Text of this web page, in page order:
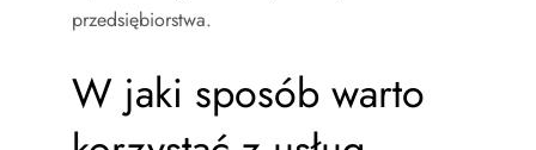
przedsiębiorstwa.
W jaki sposób warto